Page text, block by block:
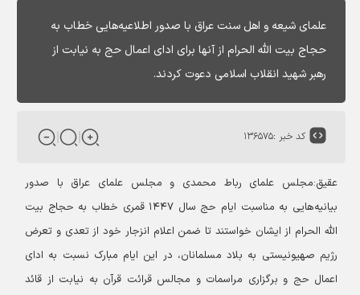
علمای شیعه و اهل سنت عراق با صدور اطلاعیه‌هایی خطاب به
حجاج بیت الله الحرام از آنها برای ادای اعمال حج به نیابت از
رهبر شهید انقلاب اسلامی دعوت کردند.
کد خبر :۱۳۶۵۷۵
عقیق:مجلس علمای رباط محمدی و مجلس علمای عراق با صدور
بیانیه‌هایی به مناسبت ایام حج سال ۱۴۴۷ قمری خطاب به حجاج بیت
الله الحرام از ایشان خواستند تا ضمن اعلام انزجار خود از تعدی و تعرض
رژیم صهیونیستی به بلاد مسلمانان، در این ایام مبارک نسبت به ادای
اعمال حج و برگزاری مراسمات و مجالس قرائت قرآن به نیابت از قائد